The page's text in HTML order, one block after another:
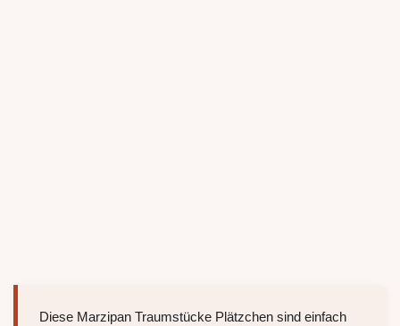
Diese Marzipan Traumstücke Plätzchen sind einfach